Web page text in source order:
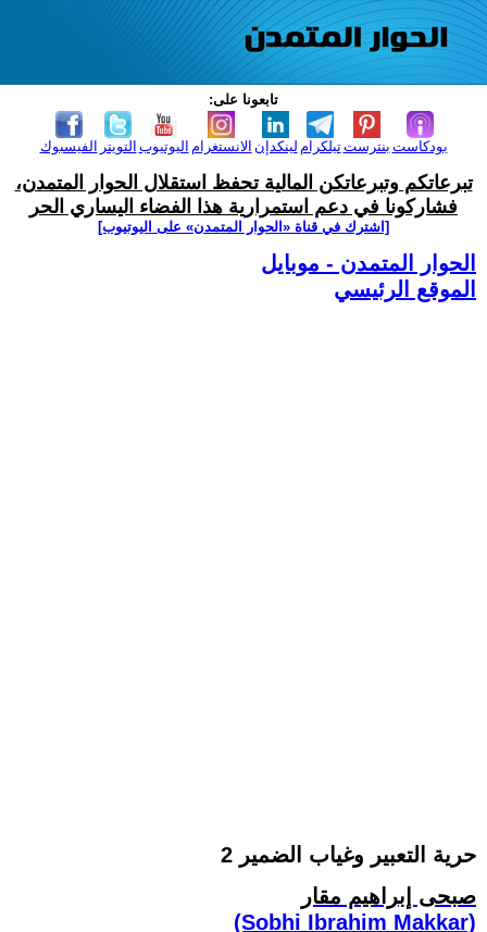
تابعونا على:
الفيسبوك التويتر اليوتيوب الانستغرام لينكدإن تيلكرامبنترست بودكاست
تبرعاتكم وتبرعاتكن المالية تحفظ استقلال الحوار المتمدن،
فشاركونا في دعم استمرارية هذا الفضاء اليساري الحر
[اشترك في قناة ‫«الحوار المتمدن» على اليوتيوب]
الحوار المتمدن - موبايل
الموقع الرئيسي
حرية التعبير وغياب الضمير 2
صبحى إبراهيم مقار
(Sobhi Ibrahim Makkar)